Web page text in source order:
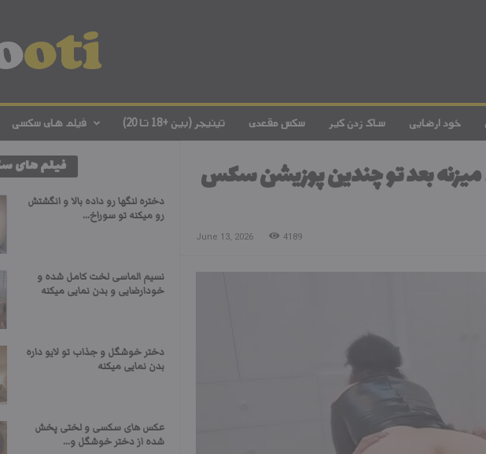
فیلم های سکسی تینیجر (بین +18 تا 20) سکس مقعدی ساک زدن کیر خود ارضایی
بعد تو چندین پوزیشن سکس
June 13, 2026 4189
فیلم های
دختره لنگها رو داده بالا و انگشتش
رو میکنه تو سوراخ...
نسیم الماسی لخت کامل شده و
خودارضایی و بدن نمایی میکنه
دختر خوشگل و جذاب تو لایو داره
بدن نمایی میکنه
عکس های سکسی و لختی پخش
شده از دختر خوشگل و...